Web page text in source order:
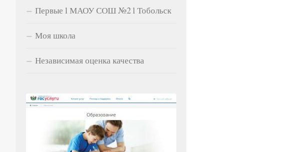
Первые l МАОУ СОШ №2 l Тобольск
Моя школа
Независимая оценка качества